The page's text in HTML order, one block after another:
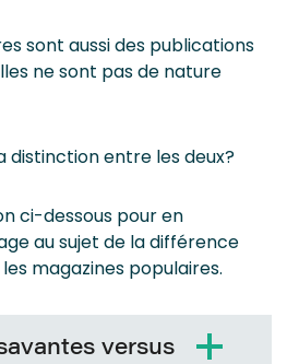
sont aussi des publications
ne sont pas de nature
entre les deux?
ci-dessous pour en
au sujet de la différence
magazines populaires.
versus